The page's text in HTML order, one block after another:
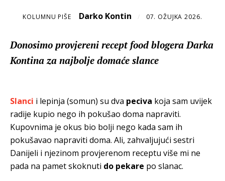
KOLUMNU PIŠE Darko Kontin / 07. OŽUJKA 2026.
Donosimo provjereni recept food blogera Darka
Kontina za najbolje domaće slance
Slanci i lepinja (somun) su dva peciva koja sam uvijek
radije kupio nego ih pokušao doma napraviti.
Kupovnima je okus bio bolji nego kada sam ih
pokušavao napraviti doma. Ali, zahvaljujući sestri
Danijeli i njezinom provjerenom receptu više mi ne
pada na pamet skoknuti do pekare po slanac.